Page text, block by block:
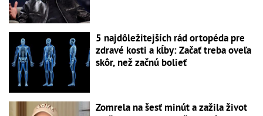
5 najdôležitejších rád ortopéda pre
zdravé kosti a kĺby: Začať treba oveľa
skôr, než začnú bolieť
Zomrela na šesť minút a zažila život